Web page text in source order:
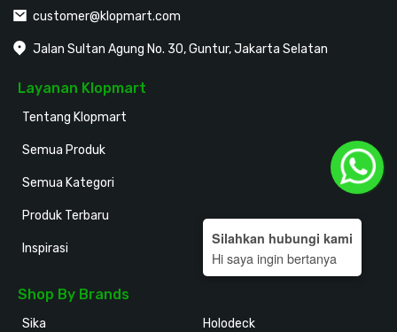
customer@klopmart.com
Jalan Sultan Agung No. 30, Guntur, Jakarta Selatan
Layanan Klopmart
Tentang Klopmart
Semua Produk
Semua Kategori
Produk Terbaru
Inspirasi
Shop By Brands
Sika Holodeck
Silahkan hubungi kami
Hi saya ingin bertanya